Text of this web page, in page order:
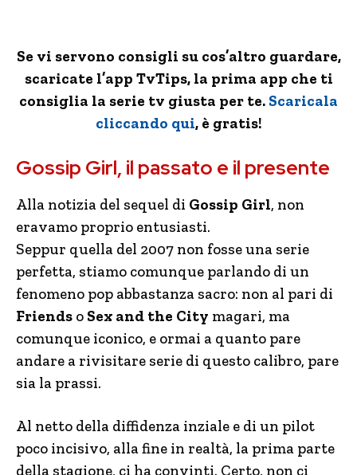
Se vi servono consigli su cos’altro guardare,
scaricate l’app TvTips, la prima app che ti
consiglia la serie tv giusta per te. Scaricala
cliccando qui, è gratis!
Gossip Girl, il passato e il presente
Alla notizia del sequel di Gossip Girl, non
eravamo proprio entusiasti.
Seppur quella del 2007 non fosse una serie
perfetta, stiamo comunque parlando di un
fenomeno pop abbastanza sacro: non al pari di
Friends o Sex and the City magari, ma
comunque iconico, e ormai a quanto pare
andare a rivisitare serie di questo calibro, pare
sia la prassi.
Al netto della diffidenza inziale e di un pilot
poco incisivo, alla fine in realtà, la prima parte
della stagione, ci ha convinti. Certo, non ci